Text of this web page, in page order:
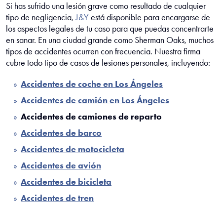
Si has sufrido una lesión grave como resultado de cualquier
tipo de negligencia,J&Yestá disponible para encargarse de
los aspectos legales de tu caso para que puedas concentrarte
en sanar. En una ciudad grande como Sherman Oaks, muchos
tipos de accidentes ocurren con frecuencia. Nuestra firma
cubre todo tipo de casos de lesiones personales, incluyendo:
Accidentes de coche en Los Ángeles
Accidentes de camión en Los Ángeles
Accidentes de camiones de reparto
Accidentes de barco
Accidentes de motocicleta
Accidentes de avión
Accidentes de bicicleta
Accidentes de tren